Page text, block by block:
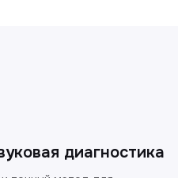
диагностика